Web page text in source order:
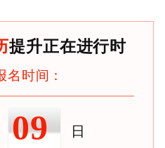
提升正在进行时
名时间：
09 日